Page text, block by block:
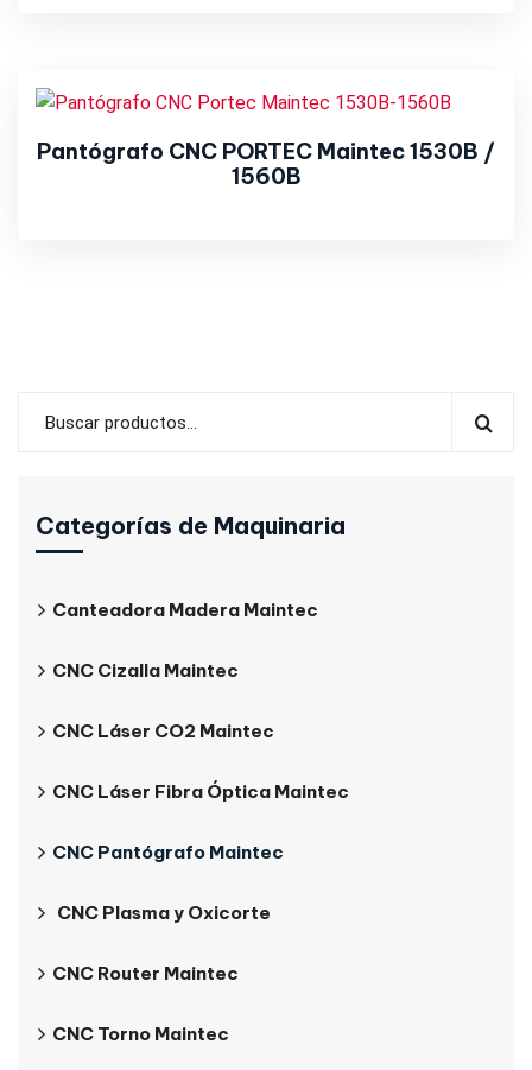
Pantógrafo CNC PORTEC Maintec 1530B /
1560B
Categorías de Maquinaria
Canteadora Madera Maintec
CNC Cizalla Maintec
CNC Láser CO2 Maintec
CNC Láser Fibra Óptica Maintec
CNC Pantógrafo Maintec
CNC Plasma y Oxicorte
CNC Router Maintec
CNC Torno Maintec